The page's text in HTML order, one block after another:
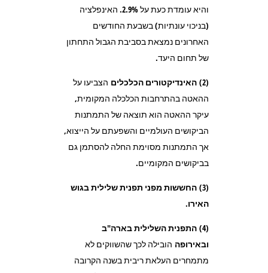
והיא עומדת כעת על 2.9%. האינפלציה
(בניכוי עונתיות) בשבעת החודשים
האחרונים נמצאת בסביבת הגבול התחתון
של תחום היעד.
(2) האינדיקטורים הכלכלים הצביעו על
ההאטה בהתרחבות הכלכלה המקומית,
עיקר ההאטה הוא תוצאה של התמתנות
הביקושים העולמיים והשפעתם על הייצוא,
אך התמתנות מסוימת החלה להסתמן גם
בביקושים המקומיים.
(3)
החששות מפני תפנית שלילית בגוש
האירו.
(4)
התפנית השלילית בארה"ב
ובאירופה הובילה לכך שהשווקים לא
מתמחרים העלאת ריבית בשנה הקרובה